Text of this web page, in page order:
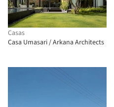
Casas
Casa Umasari / Arkana Architects